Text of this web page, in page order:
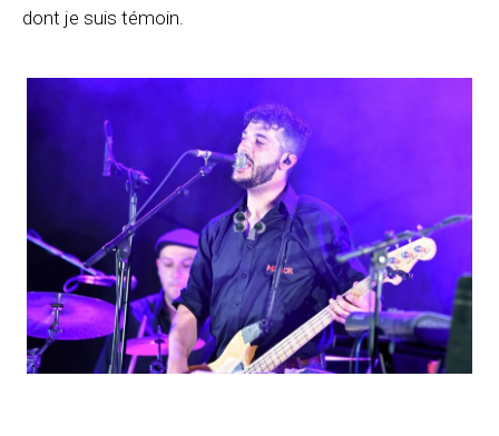
dont je suis témoin.